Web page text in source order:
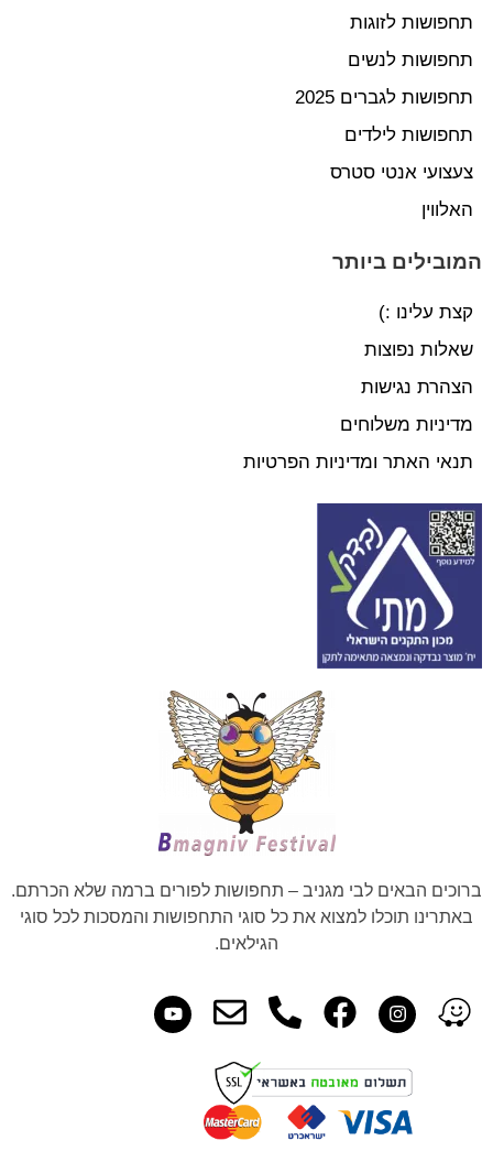
תחפושות לזוגות
תחפושות לנשים
תחפושות לגברים 2025
תחפושות לילדים
צעצועי אנטי סטרס
האלווין
המובילים ביותר
קצת עלינו :)
שאלות נפוצות
הצהרת נגישות
מדיניות משלוחים
תנאי האתר ומדיניות הפרטיות
ברוכים הבאים לבי מגניב – תחפושות לפורים ברמה שלא הכרתם.
באתרינו תוכלו למצוא את כל סוגי התחפושות והמסכות לכל סוגי
הגילאים.